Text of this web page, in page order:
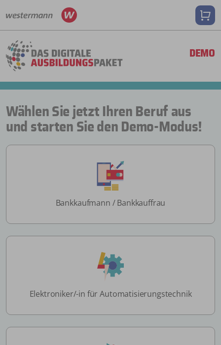
DEMO
Wählen Sie jetzt Ihren Beruf aus
und starten Sie den Demo-Modus!
Bankkaufmann / Bankkauffrau
Elektroniker/-in für Automatisierungstechnik